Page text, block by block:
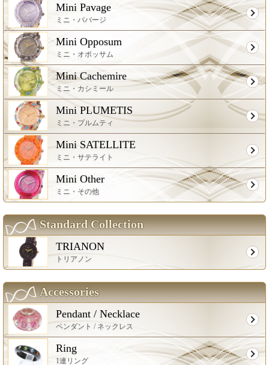
Mini Pavage
ミニ・パバージ
Mini Opposum
ミニ・オポッサム
Mini Cachemire
ミニ・カシミール
Mini PLUMETIS
ミニ・プルムティ
Mini SATELLITE
ミニ・サテライト
Mini Other
ミニ・その他
Standard Collection
TRIANON
トリアノン
Accessories
Pendant / Necklace
ペンダント / ネックレス
Ring
1連リング